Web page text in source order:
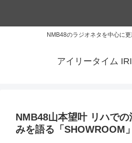
NMB48のラジオネタを中心に更
アイリータイム
NMB48山本望叶 リハで
みを語る「SHOWROOM」